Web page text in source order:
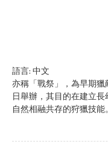
語言: 中文
亦稱「戰祭」，為早期獵
日舉辦，其目的在建立
自然相融共存的狩獵技能